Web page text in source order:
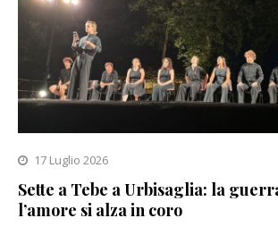
17 Luglio 2026
Sette a Tebe a Urbisaglia: la
l’amore si alza in coro